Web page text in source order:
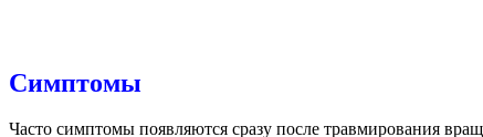
Симптомы
Часто симптомы появляются сразу после травмирования